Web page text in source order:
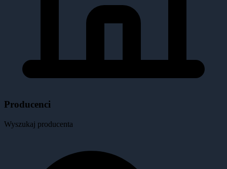
Producenci
Wyszukaj producenta